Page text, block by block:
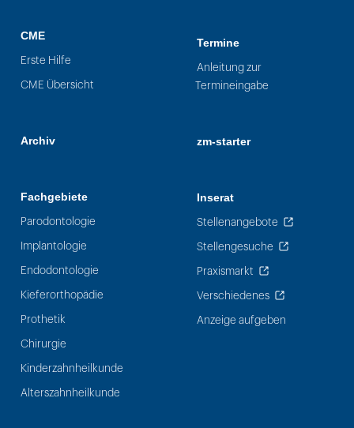
CME
Erste Hilfe
CME Übersicht
Archiv
Fachgebiete
Parodontologie
Implantologie
Endodontologie
Kieferorthopädie
Prothetik
Chirurgie
Kinderzahnheilkunde
Alterszahnheilkunde
Termine
Anleitung zur
Termineingabe
zm-starter
Inserat
Stellenangebote
Stellengesuche
Praxismarkt
Verschiedenes
Anzeige aufgeben